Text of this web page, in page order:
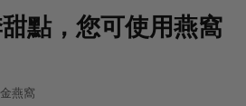
點，您可使用燕窩
燕窩